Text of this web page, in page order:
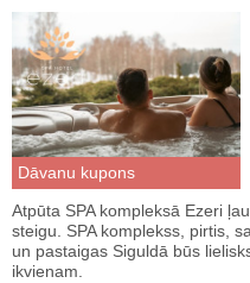
Dāvanu kupons
Atpūta SPA kompleksā Ezeri
steigu. SPA komplekss, pirtis,
un pastaigas Siguldā būs
ikvienam.